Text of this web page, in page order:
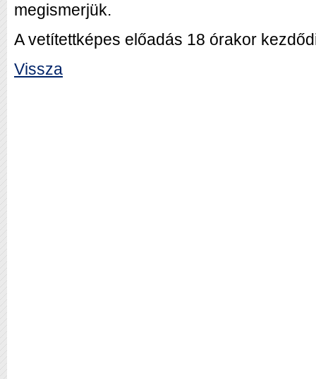
megismerjük.
A vetítettképes előadás 18 órakor
Vissza